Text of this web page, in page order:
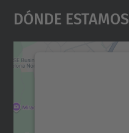
Dónde Estamos